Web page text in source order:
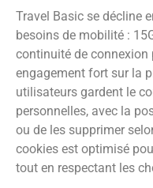
Travel Basic se décline
besoins de mobilité :
continuité de connexion
engagement fort sur la
utilisateurs gardent le
personnelles, avec la
ou de les supprimer
cookies est optimisé
tout en respectant les